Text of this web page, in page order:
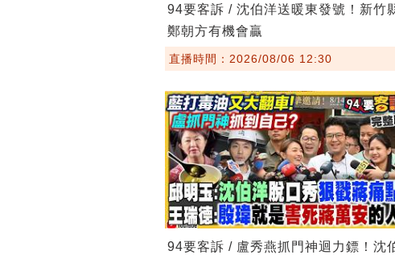
94要客訴 / 沈伯洋送暖東發號！新竹
鄭朝方有機會贏
直播時間：2026/08/06 12:30
94要客訴 / 盧秀燕抓門神迴力鏢！沈